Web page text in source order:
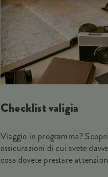
Checklist valigia
Viaggio in programma?
assicurazioni di cui avete
cosa dovete prestare